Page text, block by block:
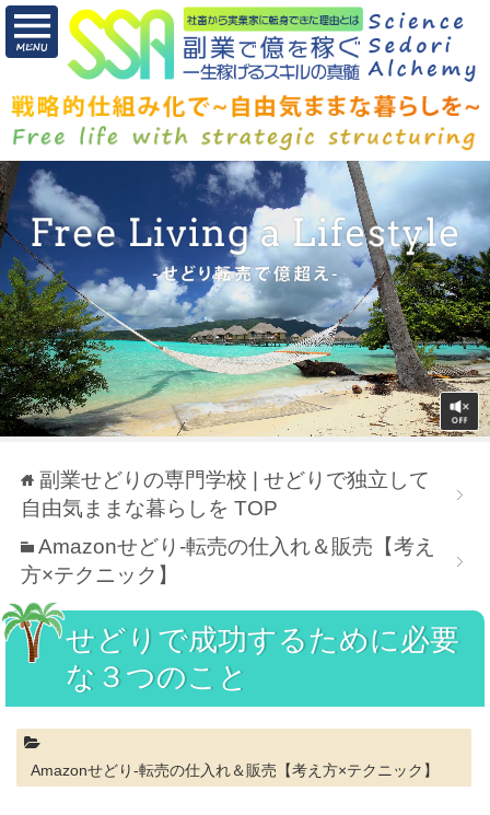
副業せどりの専門学校 | せどりで独立して
自由気ままな暮らしを TOP
Amazonせどり-転売の仕入れ＆販売【考え
方×テクニック】
せどりで成功するために必要
な３つのこと
Amazonせどり-転売の仕入れ＆販売【考え方×テクニック】